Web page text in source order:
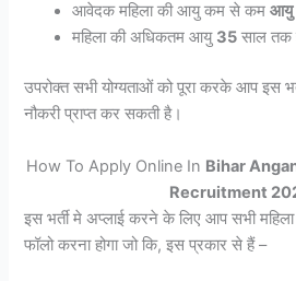
आवेदक महिला की आयु कम से कमआयु
महिला की अधिकतम आयु 35 साल तक
उपरोक्त सभी योग्यताओं को पूरा करके आप इस
नौकरी प्राप्त कर सकती है।
How To Apply Online In Bihar
Recruitment
इस भर्ती मे अप्लाई करने के लिए आप सभी
फॉलो करना होगा जो कि, इस प्रकार से हैं –